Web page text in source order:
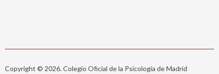
Copyright © 2026. Colegio Oficial de la Psicología de Madrid